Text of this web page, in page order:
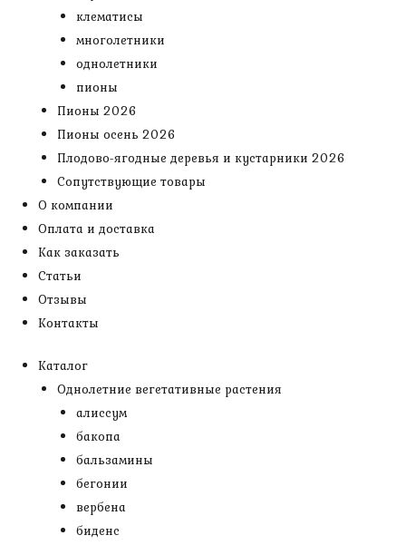
клематисы
многолетники
однолетники
пионы
Пионы 2026
Пионы осень 2026
Плодово-ягодные деревья и кустарники 2026
Сопутствующие товары
О компании
Оплата и доставка
Как заказать
Статьи
Отзывы
Контакты
Каталог
Однолетние вегетативные растения
алиссум
бакопа
бальзамины
бегонии
вербена
биденс